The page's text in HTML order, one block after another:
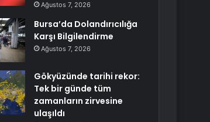
Ağustos 7, 2026
Bursa’da Dolandırıcılığa
Karşı Bilgilendirme
Ağustos 7, 2026
Gökyüzünde tarihi rekor:
Tek bir günde tüm
zamanların zirvesine
ulaşıldı